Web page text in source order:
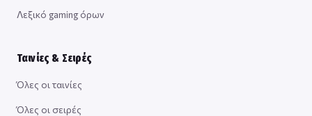
Λεξικό gaming όρων
Ταινίες & Σειρές
Όλες οι ταινίες
Όλες οι σειρές